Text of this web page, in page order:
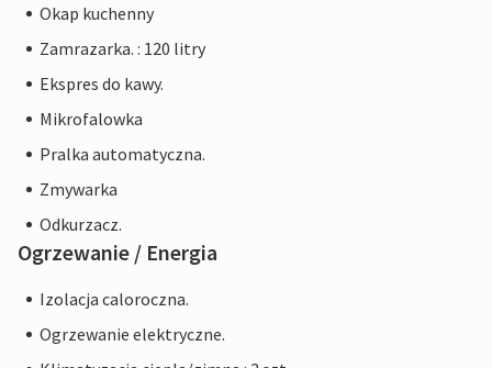
Okap kuchenny
Zamrazarka. : 120 litry
Ekspres do kawy.
Mikrofalowka
Pralka automatyczna.
Zmywarka
Odkurzacz.
Ogrzewanie / Energia
Izolacja caloroczna.
Ogrzewanie elektryczne.